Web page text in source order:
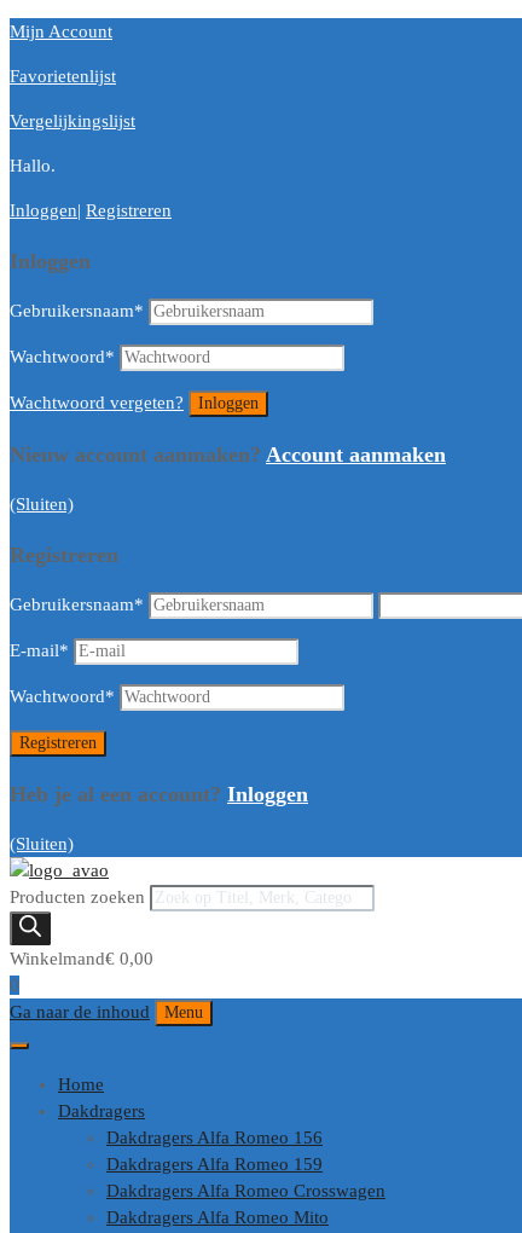
Mijn Account
Favorietenlijst
Vergelijkingslijst
Hallo.
Inloggen| Registreren
Inloggen
Gebruikersnaam*
Wachtwoord*
Wachtwoord vergeten?
Nieuw account aanmaken? Account aanmaken
(Sluiten)
Registreren
Gebruikersnaam*
E-mail*
Wachtwoord*
Heb je al een account? Inloggen
(Sluiten)
Producten zoeken
Winkelmand€ 0,00
0
Ga naar de inhoud
Menu
Home
Dakdragers
Dakdragers Alfa Romeo 156
Dakdragers Alfa Romeo 159
Dakdragers Alfa Romeo Crosswagen
Dakdragers Alfa Romeo Mito